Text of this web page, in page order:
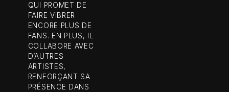
QUI PROMET DE
FAIRE VIBRER
ENCORE PLUS DE
FANS. EN PLUS, IL
COLLABORE AVEC
D’AUTRES
ARTISTES,
RENFORÇANT SA
PRÉSENCE DANS